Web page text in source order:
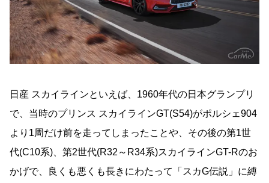
日産 スカイラインといえば、1960年代の日本グランプリ
で、当時のプリンス スカイラインGT(S54)がポルシェ904
より1周だけ前を走ってしまったことや、その後の第1世
代(C10系)、第2世代(R32～R34系)スカイラインGT-Rのお
かげで、良くも悪くも長きにわたって「スカG伝説」に縛